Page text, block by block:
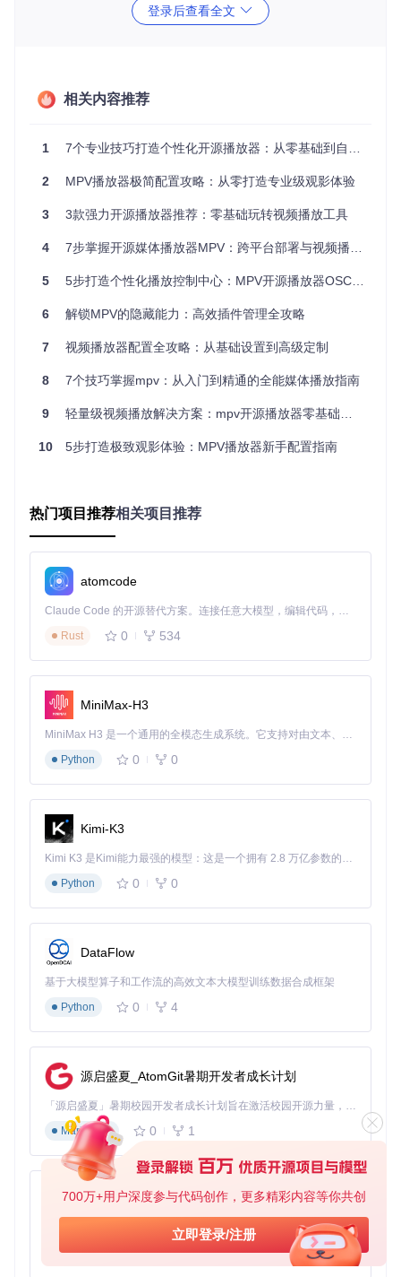
700万+用户深度参与代码创作，更多精彩内容等你共创
立即登录/注册
资源投入到视频解码和渲染上，而非播放器本身的运行。
的烦恼。
mpv能够流畅播放4K甚至8K高分辨率视频而不卡顿，同时有
效降低CPU占用率，让你的电脑在播放高清视频时依然能保持
OS还是Linux系统，都能享受到一致的高品质播放体验。这种
🚀 三步完成安装配置：从源码到高效播放
第一步：获取源代码
要开始使用mpv，首先需要获取其源代码。打开终端，输入以
第二步：编译安装
mpv使用meson和ninja进行构建，确保你的系统中已经安装了
这些工具。然后执行以下命令进行编译和安装：
mkdir
cd build
meson setup ..
sudo
第三步：基础配置
安装完成后，mpv会使用默认配置运行。但为了获得更好的体
验，建议创建一个基本的配置文件。在用户目录下创建
hwdec=auto
vo=gpu
器。接下来，我们将深入探讨如何根据个人需求进行个性化配
置。
⚙️ 个性化配置精要：打造你的专属播放体验
mpv的真正魅力在于其高度可定制性。通过配置文件，你可以
一些关键配置选项的对比方案：
配
置
类
默认
设置
vo=au
to
vo=gpu vo=gpu-next
c=no
hwdec=au
to
hwdec=cuda-copy
登录后查看全文
相关内容推荐
1 7个专业技巧打造个性化开源播放器：从零基础到自定义设置全攻略
2 MPV播放器极简配置攻略：从零打造专业级观影体验
3 3款强力开源播放器推荐：零基础玩转视频播放工具
4 7步掌握开源媒体播放器MPV：跨平台部署与视频播放优化指南
5 5步打造个性化播放控制中心：MPV开源播放器OSC界面全攻略
6 解锁MPV的隐藏能力：高效插件管理全攻略
7 视频播放器配置全攻略：从基础设置到高级定制
8 7个技巧掌握mpv：从入门到精通的全能媒体播放指南
9 轻量级视频播放解决方案：mpv开源播放器零基础入门指南
10 5步打造极致观影体验：MPV播放器新手配置指南
热门项目推荐相关项目推荐
atomcode
Claude Code 的开源替代方案。连接任意大模型，编辑代码，运行命令，自动验证 — 全自动执行。用 Rust 构建，极致性能。 ｜ An open-source alternative to Claude Code. Connect any LLM, edit code, run commands, and verify changes — autonomously. Built in Rust for speed. Get Started
Rust
0 534
MiniMax-H3
MiniMax H3 是一个通用的全模态生成系统。它支持对由文本、图像、视频和音频组成的多模态上下文进行统一理解，并能生成分辨率高达 2K、时长可达 15 秒的带原生立体声音频的视频。得益于面向任务泛化的系统设计，H3 在预训练阶段就已具备广泛的多模态上下文理解与生成能力，能够出色地执行复杂的多模态指令。
Python
0 0
Kimi-K3
Kimi K3 是Kimi能力最强的模型：这是一个拥有 2.8 万亿参数的混合专家（MoE）模型，具备原生视觉理解能力，并支持 100 万 token 的上下文窗口。
Python
0 0
DataFlow
基于大模型算子和工作流的高效文本大模型训练数据合成框架
Python
0 4
源启盛夏_AtomGit暑期开发者成长计划
「源启盛夏」暑期校园开发者成长计划旨在激活校园开源力量，通过积分激励、认证扶持、资源倾斜等形式，引导高校组织和开发者完成「入驻 — 建项目 — 做贡献 — 获认证 — 得资源」的完整闭环。无论你是想带领社团入驻平台的组织者，还是希望用代码贡献证明自己的开发者，都能在这里找到属于你的成长路径。
Markdown
0 1
py-xiaozhi
基于Python的Xiaozhi AI，适用于想要完整Xiaozhi体验而无需拥有专用硬件的用户。
Python
0 1